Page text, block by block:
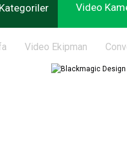
Video
Video Ekipman